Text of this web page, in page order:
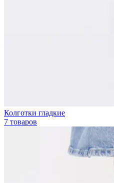
Колготки гладкие
7 товаров